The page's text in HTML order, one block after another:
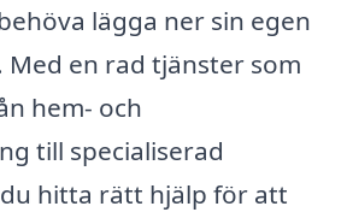
lägga ner sin egen
en rad tjänster som
hem- och
till specialiserad
hitta rätt hjälp för att